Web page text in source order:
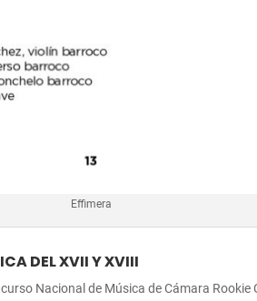
Effimera
DEL XVII Y XVIII
Nacional de Música de Cámara Rookie